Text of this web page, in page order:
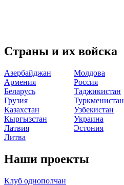
Страны и их войска
Азербайджан
Армения
Беларусь
Грузия
Казахстан
Кыргызстан
Латвия
Литва
Молдова
Россия
Таджикистан
Туркменистан
Узбекистан
Украина
Эстония
Наши проекты
Клуб однополчан